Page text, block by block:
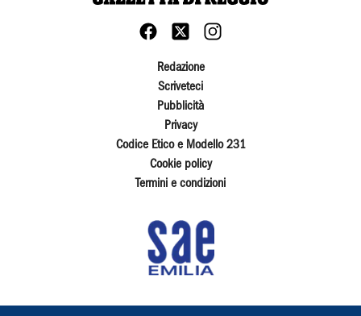
Redazione
Scriveteci
Pubblicità
Privacy
Codice Etico e Modello 231
Cookie policy
Termini e condizioni